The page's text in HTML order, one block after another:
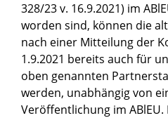
328/23 v. 16.9.2021) im
worden sind, können die
nach einer Mitteilung der
1.9.2021 bereits auch für
oben genannten
werden, unabhängig von
Veröffentlichung im ABlEU.